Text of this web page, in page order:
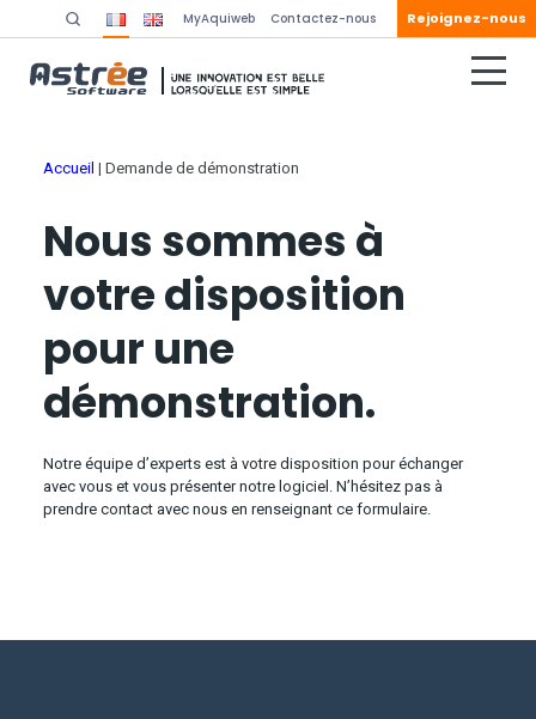
MyAquiweb Contactez-nous Rejoignez-nous
Accueil | Demande de démonstration
Nous sommes à
votre disposition
pour une
démonstration.
Notre équipe d’experts est à votre disposition pour échanger
avec vous et vous présenter notre logiciel. N’hésitez pas à
prendre contact avec nous en renseignant ce formulaire.